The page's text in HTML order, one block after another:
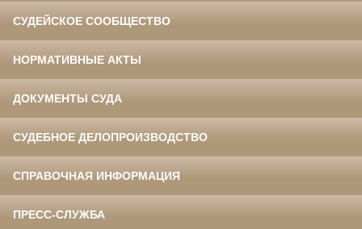
СУДЕЙСКОЕ СООБЩЕСТВО
НОРМАТИВНЫЕ АКТЫ
ДОКУМЕНТЫ СУДА
СУДЕБНОЕ ДЕЛОПРОИЗВОДСТВО
СПРАВОЧНАЯ ИНФОРМАЦИЯ
ПРЕСС-СЛУЖБА